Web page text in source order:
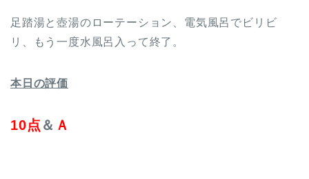
足踏湯と壺湯のローテーション、電気風呂でビリビ
リ、もう一度水風呂入って終了。
本日の評価
10点 ＆ Ａ